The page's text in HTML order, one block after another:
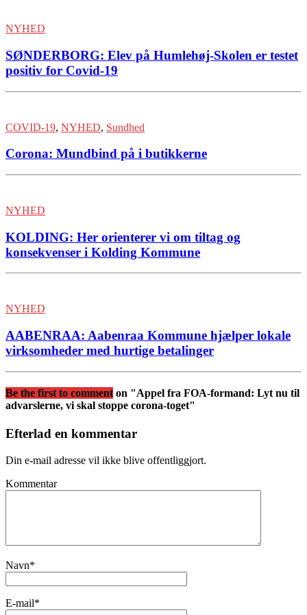
NYHED
SØNDERBORG: Elev på Humlehøj-Skolen er testet
positiv for Covid-19
COVID-19, NYHED, Sundhed
Corona: Mundbind på i butikkerne
NYHED
KOLDING: Her orienterer vi om tiltag og
konsekvenser i Kolding Kommune
NYHED
AABENRAA: Aabenraa Kommune hjælper lokale
virksomheder med hurtige betalinger
Be the first to comment on "Appel fra FOA-formand: Lyt nu til
advarslerne, vi skal stoppe corona-toget"
Efterlad en kommentar
Din e-mail adresse vil ikke blive offentliggjort.
Kommentar
Navn*
E-mail*